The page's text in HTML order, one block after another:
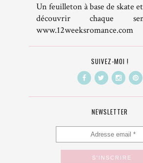
Un feuilleton à base de skate
découvrir chaque
www.12weeksromance.com
SUIVEZ-MOI !
NEWSLETTER